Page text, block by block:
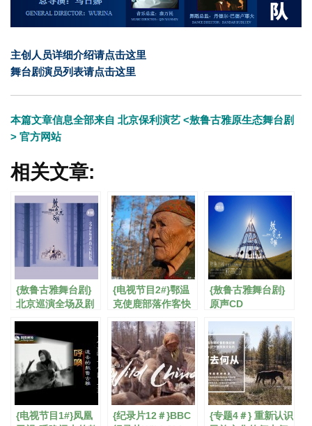
主创人员详细介绍请点击这里
舞台剧演员列表请点击这里
本篇文章信息全部来自 北京保利演艺 <敖鲁古雅原生态舞台剧
> 官方网站
相关文章:
{敖鲁古雅舞台剧}
北京巡演全场及剧
{电视节目2#}鄂温
克使鹿部落作客快
{敖鲁古雅舞台剧}
原声CD
{电视节目1#}凤凰
{纪录片12＃}BBC
{专题4＃} 重新认识